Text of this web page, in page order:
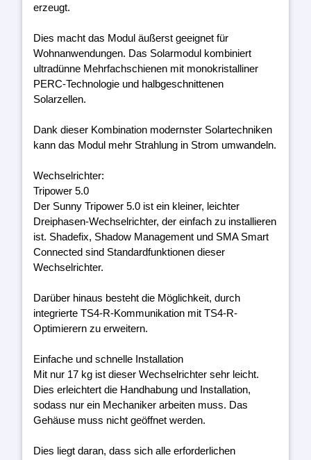
erzeugt.
Dies macht das Modul äußerst geeignet für
Wohnanwendungen. Das Solarmodul kombiniert
ultradünne Mehrfachschienen mit monokristalliner
PERC-Technologie und halbgeschnittenen
Solarzellen.
Dank dieser Kombination modernster Solartechniken
kann das Modul mehr Strahlung in Strom umwandeln.
Wechselrichter:
Tripower 5.0
Der Sunny Tripower 5.0 ist ein kleiner, leichter
Dreiphasen-Wechselrichter, der einfach zu installieren
ist. Shadefix, Shadow Management und SMA Smart
Connected sind Standardfunktionen dieser
Wechselrichter.
Darüber hinaus besteht die Möglichkeit, durch
integrierte TS4-R-Kommunikation mit TS4-R-
Optimierern zu erweitern.
Einfache und schnelle Installation
Mit nur 17 kg ist dieser Wechselrichter sehr leicht.
Dies erleichtert die Handhabung und Installation,
sodass nur ein Mechaniker arbeiten muss. Das
Gehäuse muss nicht geöffnet werden.
Dies liegt daran, dass sich alle erforderlichen